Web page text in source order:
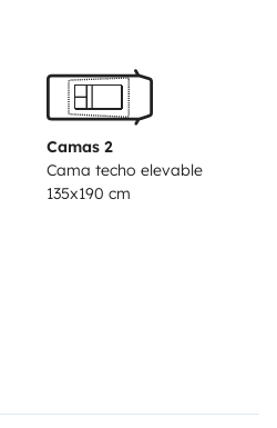
capacidad para llevar
equipada con:
-Toldo y calzos
de camping.
Camas 2
Cama techo elevable
135x190 cm